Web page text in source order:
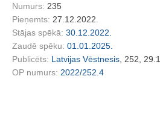
Numurs: 235
Pieņemts: 27.12.2022.
Stājas spēkā: 30.12.2022.
Zaudē spēku: 01.01.2025.
Publicēts: Latvijas Vēstnesis , 252,
OP numurs: 2022/252.4